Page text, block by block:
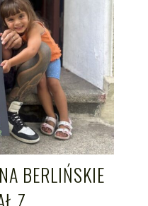
BERLIŃSKIE